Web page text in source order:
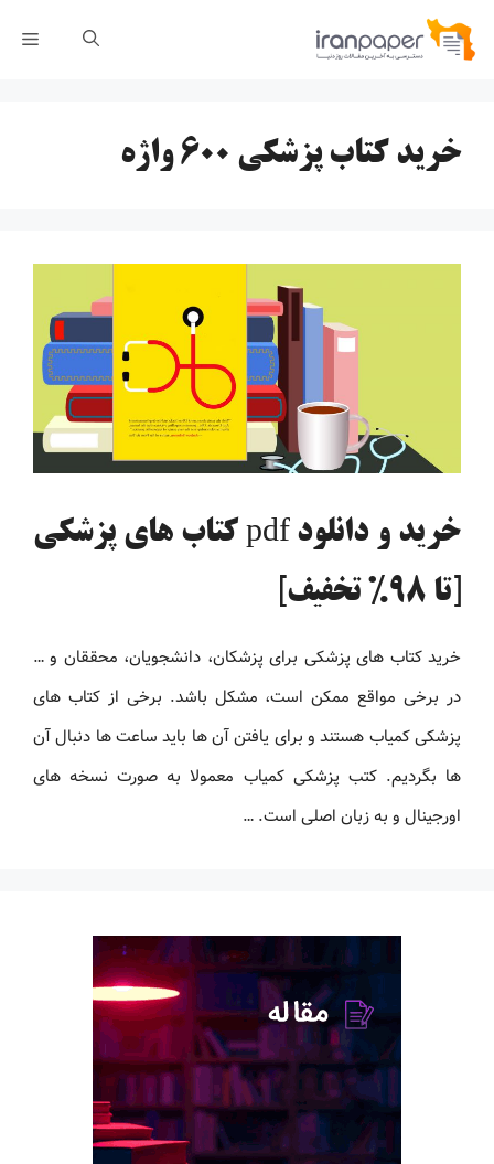
پرش
خرید کتاب پزشکی ۶۰۰ واژه
خرید و دانلود pdf کتاب های پزشکی
[تا 98% تخفیف]
خرید کتاب های پزشکی برای پزشکان، دانشجویان، محققان و …
در برخی مواقع ممکن است، مشکل باشد. برخی از کتاب های
پزشکی کمیاب هستند و برای یافتن آن ها باید ساعت ها دنبال آن
ها بگردیم. کتب پزشکی کمیاب معمولا به صورت نسخه های
اورجینال و به زبان اصلی است. …